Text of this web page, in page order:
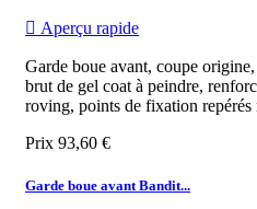
 Aperçu rapide
Garde boue avant, coupe
brut de gel coat à peindre,
roving, points de fixation repérés
Prix 93,60 €
Garde boue avant Bandit...